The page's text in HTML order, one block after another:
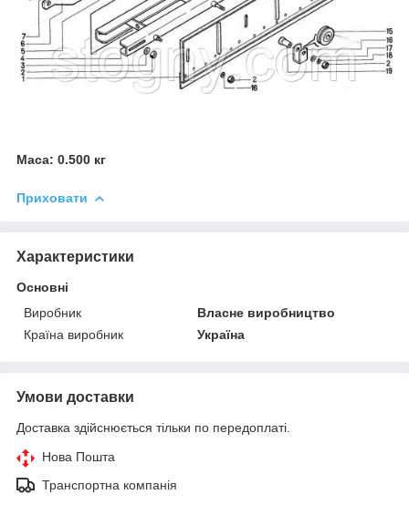
Маса: 0.500 кг
Приховати
Характеристики
Основні
Виробник
Власне виробництво
Країна виробник
Україна
Умови доставки
Доставка здійснюється тільки по передоплаті.
Нова Пошта
Транспортна компанія